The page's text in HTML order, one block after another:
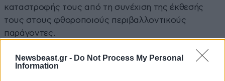
Newsbeast.gr - Do Not Process My Personal
Information
καταστροφής τους από τη συνέχιση της έκθεσής
τους στους φθοροποιούς περιβαλλοντικούς
παράγοντες.
Είναι μια δόκιμη μέθοδος, η οποία, επιπροσθέτως,
απαιτείται και επιβάλλεται από τα διεθνή